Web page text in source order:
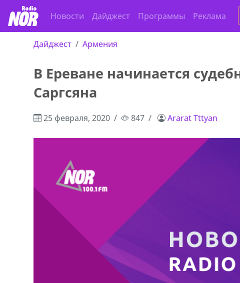
Новости Дайджест Программы Реклама
Дайджест Армения
В Ереване начинается
Саргсяна
25 февраля, 2020 847 Ararat Tttyan